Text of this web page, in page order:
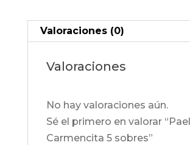
Valoraciones (0)
Valoraciones
No hay valoraciones aún.
Sé el primero en valorar
Carmencita 5 sobres”